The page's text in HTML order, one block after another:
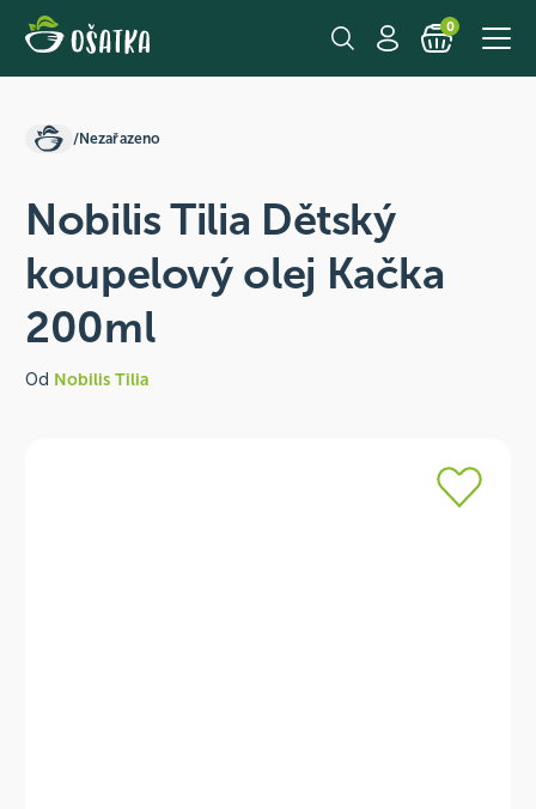
0
/Nezařazeno
Nobilis Tilia Dětský
koupelový olej Kačka
200ml
Od Nobilis Tilia